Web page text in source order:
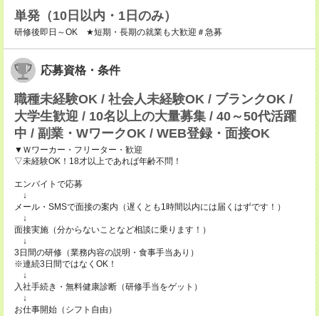
単発（10日以内・1日のみ）
研修後即日～OK ★短期・長期の就業も大歓迎＃急募
応募資格・条件
職種未経験OK / 社会人未経験OK / ブランクOK /
大学生歓迎 / 10名以上の大量募集 / 40～50代活躍
中 / 副業・WワークOK / WEB登録・面接OK
▼Ｗワーカー・フリーター・歓迎
▽未経験OK！18才以上であれば年齢不問！
エンバイトで応募
↓
メール・SMSで面接の案内（遅くとも1時間以内には届くはずです！）
↓
面接実施（分からないことなど相談に乗ります！）
↓
3日間の研修（業務内容の説明・食事手当あり）
※連続3日間ではなくOK！
↓
入社手続き・無料健康診断（研修手当をゲット）
↓
お仕事開始（シフト自由）